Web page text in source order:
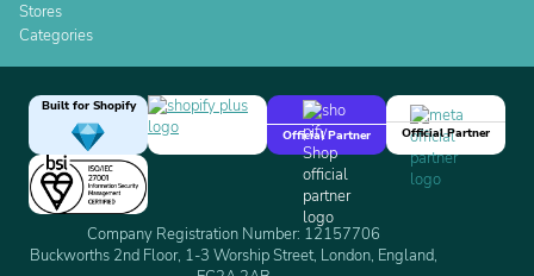
Stores
Categories
Built for Shopify
Official Partner
Official Partner
Company Registration Number: 12157706
Buckworths 2nd Floor, 1-3 Worship Street, London, England,